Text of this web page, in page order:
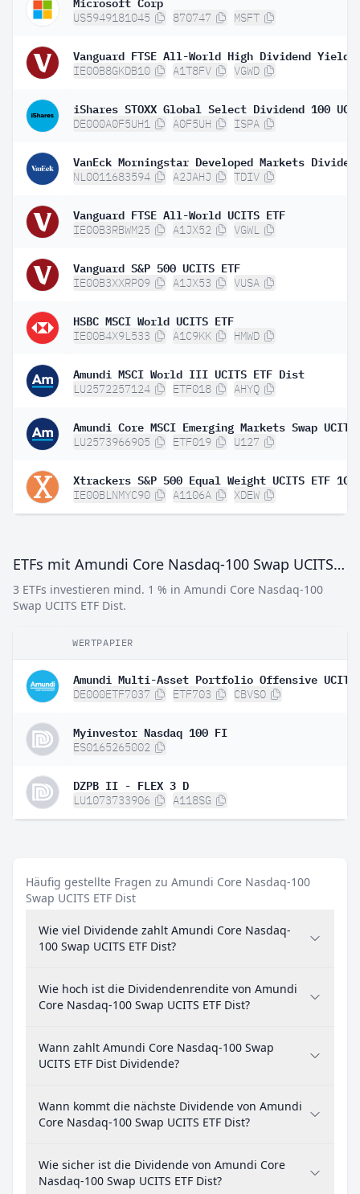
US5949181045 870747 MSFT
IE00B8GKDB10 A1T8FV VGWD
DE000A0F5UH1 A0F5UH ISPA
NL0011683594 A2JAHJ TDIV
Vanguard FTSE All-World UCITS ETF
IE00B3RBWM25 A1JX52 VGWL
Vanguard S&P 500 UCITS ETF
IE00B3XXRP09 A1JX53 VUSA
HSBC MSCI World UCITS ETF
IE00B4X9L533 A1C9KK HMWD
Amundi MSCI World III UCITS ETF Dist
LU2572257124 ETF018 AHYQ
LU2573966905 ETF019 U127
Xtrackers S&P 500 Equal Weight UCITS ETF 1C
IE00BLNMYC90 A1106A XDEW
ETFs mit Amundi Core Nasdaq-100 Swap UCITS ETF Dist
3 ETFs investieren mind. 1 % in Amundi Core Nasdaq-100
Swap UCITS ETF Dist.
WERTPAPIER
DE000ETF7037 ETF703 CBVSO
Myinvestor Nasdaq 100 FI
ES0165265002
DZPB II - FLEX 3 D
LU1073733906 A118SG
Häufig gestellte Fragen zu Amundi Core Nasdaq-100
Swap UCITS ETF Dist
Wie viel Dividende zahlt Amundi Core Nasdaq-
100 Swap UCITS ETF Dist?
Wie hoch ist die Dividendenrendite von Amundi
Core Nasdaq-100 Swap UCITS ETF Dist?
Wann zahlt Amundi Core Nasdaq-100 Swap
UCITS ETF Dist Dividende?
Wann kommt die nächste Dividende von Amundi
Core Nasdaq-100 Swap UCITS ETF Dist?
Wie sicher ist die Dividende von Amundi Core
Nasdaq-100 Swap UCITS ETF Dist?